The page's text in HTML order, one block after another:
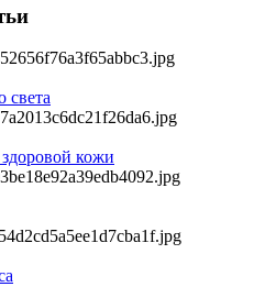
света
кожи